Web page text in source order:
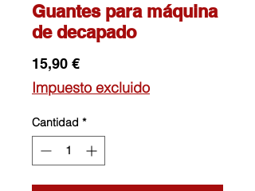
Guantes para máquina
de decapado
15,90 €Precio
Impuesto excluido
Cantidad *